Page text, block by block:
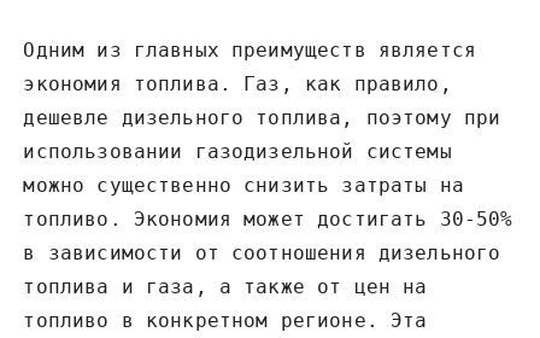
Одним из главных преимуществ является
экономия топлива. Газ, как правило,
дешевле дизельного топлива, поэтому при
использовании газодизельной системы
можно существенно снизить затраты на
топливо. Экономия может достигать 30-50%
в зависимости от соотношения дизельного
топлива и газа, а также от цен на
топливо в конкретном регионе. Эта